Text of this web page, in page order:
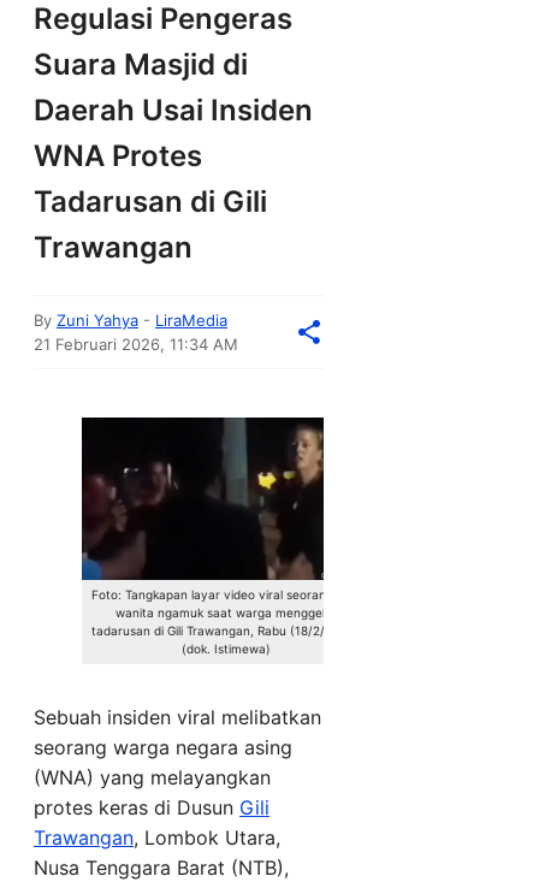
Regulasi Pengeras
Suara Masjid di
Daerah Usai Insiden
WNA Protes
Tadarusan di Gili
Trawangan
By Zuni Yahya - LiraMedia
21 Februari 2026, 11:34 AM
Foto: Tangkapan layar video viral seorang bule
wanita ngamuk saat warga menggelar
tadarusan di Gili Trawangan, Rabu (18/2/2026).
(dok. Istimewa)
Sebuah insiden viral melibatkan
seorang warga negara asing
(WNA) yang melayangkan
protes keras di Dusun Gili
Trawangan, Lombok Utara,
Nusa Tenggara Barat (NTB),